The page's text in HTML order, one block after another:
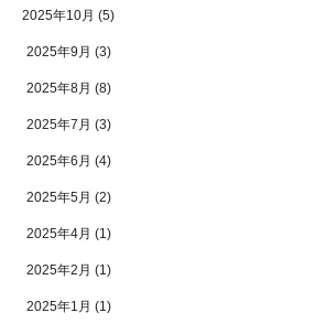
2025年10月 (5)
2025年9月 (3)
2025年8月 (8)
2025年7月 (3)
2025年6月 (4)
2025年5月 (2)
2025年4月 (1)
2025年2月 (1)
2025年1月 (1)